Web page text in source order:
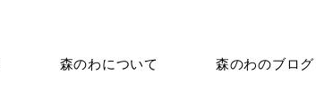
森のわについて 森のわのブログ